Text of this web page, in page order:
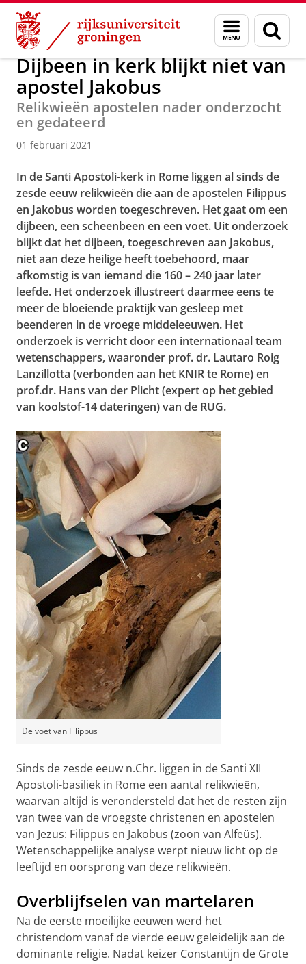
Skip
Content
Skip
Navigation
Menu
en
zoeken
Over ons Actueel Nieuws Nieuwsberichten
Dijbeen in kerk blijkt niet van
apostel Jakobus
Relikwieën apostelen nader onderzocht
en gedateerd
01 februari 2021
In de Santi Apostoli-kerk in Rome liggen al sinds de
zesde eeuw relikwieën die aan de apostelen Filippus
en Jakobus worden toegeschreven. Het gaat om een
dijbeen, een scheenbeen en een voet. Uit onderzoek
blijkt dat het dijbeen, toegeschreven aan Jakobus,
niet aan deze heilige heeft toebehoord, maar
afkomstig is van iemand die 160 – 240 jaar later
leefde. Het onderzoek illustreert daarmee eens te
meer de bloeiende praktijk van gesleep met
beenderen in de vroege middeleeuwen. Het
onderzoek is verricht door een internationaal team
wetenschappers, waaronder prof. dr. Lautaro Roig
Lanzillotta (verbonden aan het KNIR te Rome) en
prof.dr. Hans van der Plicht (expert op het gebied
van koolstof-14 dateringen) van de RUG.
De voet van Filippus
Sinds de zesde eeuw n.Chr. liggen in de Santi XII
Apostoli-basiliek in Rome een aantal relikwieën,
waarvan altijd is verondersteld dat het de resten zijn
van twee van de vroegste christenen en apostelen
van Jezus: Filippus en Jakobus (zoon van Alfeüs).
Wetenschappelijke analyse werpt nieuw licht op de
leeftijd en oorsprong van deze relikwieën.
Overblijfselen van martelaren
Na de eerste moeilijke eeuwen werd het
christendom vanaf de vierde eeuw geleidelijk aan de
dominante religie. Nadat keizer Constantijn de Grote